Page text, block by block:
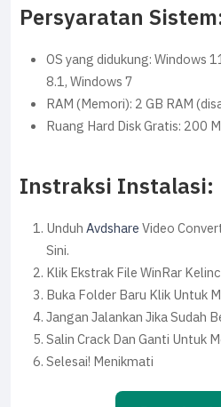
Persyaratan
OS yang didukung: Windows
8.1, Windows 7
RAM (Memori): 2 GB RAM
Ruang Hard Disk Gratis: 200
Instraksi Instalasi:
UnduhAvdshareVideo
Sini.
Klik Ekstrak File WinRar
Buka Folder Baru Klik Untuk
Jangan Jalankan Jika Sudah
Salin Crack Dan Ganti Untuk
Selesai! Menikmati